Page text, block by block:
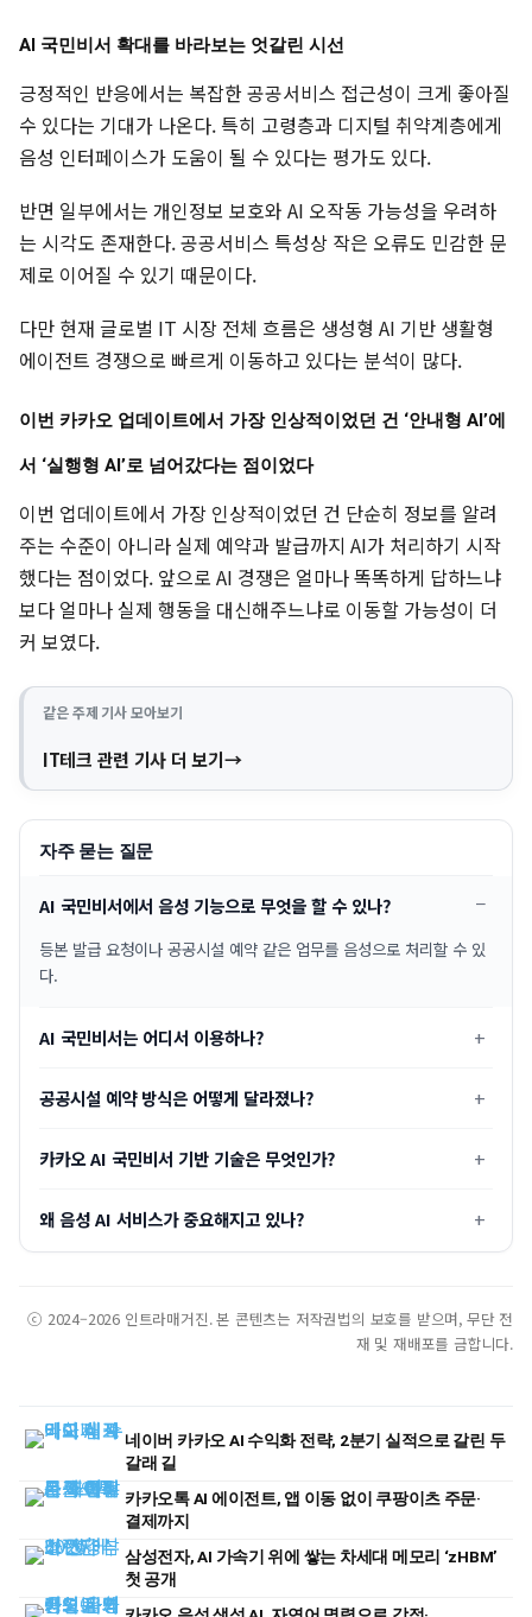
AI 국민비서 확대를 바라보는 엇갈린 시선
긍정적인 반응에서는 복잡한 공공서비스 접근성이 크게 좋아질
수 있다는 기대가 나온다. 특히 고령층과 디지털 취약계층에게
음성 인터페이스가 도움이 될 수 있다는 평가도 있다.
반면 일부에서는 개인정보 보호와 AI 오작동 가능성을 우려하
는 시각도 존재한다. 공공서비스 특성상 작은 오류도 민감한 문
제로 이어질 수 있기 때문이다.
다만 현재 글로벌 IT 시장 전체 흐름은 생성형 AI 기반 생활형
에이전트 경쟁으로 빠르게 이동하고 있다는 분석이 많다.
이번 카카오 업데이트에서 가장 인상적이었던 건 ‘안내형 AI’에
서 ‘실행형 AI’로 넘어갔다는 점이었다
이번 업데이트에서 가장 인상적이었던 건 단순히 정보를 알려
주는 수준이 아니라 실제 예약과 발급까지 AI가 처리하기 시작
했다는 점이었다. 앞으로 AI 경쟁은 얼마나 똑똑하게 답하느냐
보다 얼마나 실제 행동을 대신해주느냐로 이동할 가능성이 더
커 보였다.
같은 주제 기사 모아보기
IT테크 관련 기사 더 보기
자주 묻는 질문
AI 국민비서에서 음성 기능으로 무엇을 할 수 있나?
등본 발급 요청이나 공공시설 예약 같은 업무를 음성으로 처리할 수 있
다.
AI 국민비서는 어디서 이용하나?
공공시설 예약 방식은 어떻게 달라졌나?
카카오 AI 국민비서 기반 기술은 무엇인가?
왜 음성 AI 서비스가 중요해지고 있나?
ⓒ 2024–2026 인트라매거진. 본 콘텐츠는 저작권법의 보호를 받으며, 무단 전
재 및 재배포를 금합니다.
네이버 카카오 AI 수익화 전략, 2분기 실적으로 갈린 두
갈래 길
카카오톡 AI 에이전트, 앱 이동 없이 쿠팡이츠 주문·
결제까지
삼성전자, AI 가속기 위에 쌓는 차세대 메모리 ‘zHBM’
첫 공개